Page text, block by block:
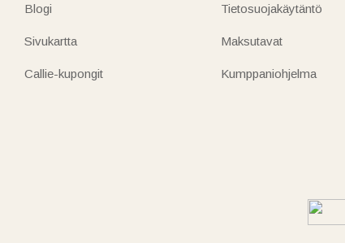
Blogi
Sivukartta
Callie-kupongit
Tietosuojakäytäntö
Maksutavat
Kumppaniohjelma